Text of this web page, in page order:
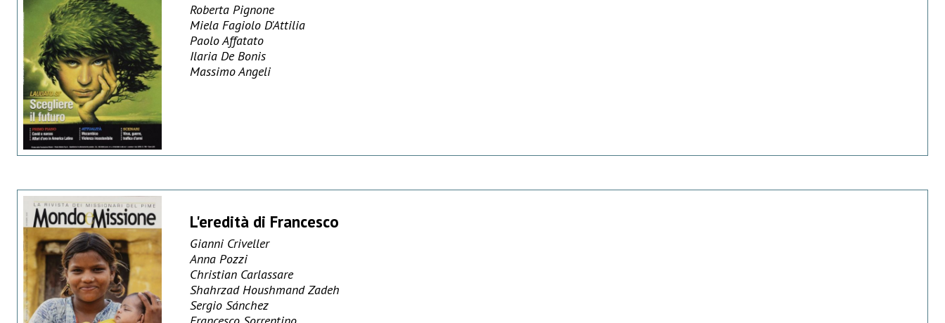
Roberta Pignone
Miela Fagiolo D'Attilia
Paolo Affatato
Ilaria De Bonis
Massimo Angeli
L'eredità di Francesco
Gianni Criveller
Anna Pozzi
Christian Carlassare
Shahrzad Houshmand Zadeh
Sergio Sánchez